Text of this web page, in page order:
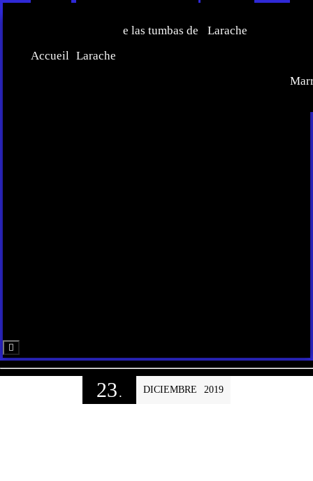
Accueil
Censo de las tumbas de
Larache
Larache
Menú conmutador hamburguesa
23. DICIEMBRE 2019